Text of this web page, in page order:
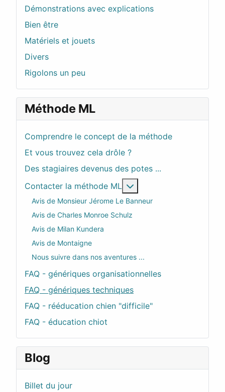
Démonstrations avec explications
Bien être
Matériels et jouets
Divers
Rigolons un peu
Méthode ML
Comprendre le concept de la méthode
Et vous trouvez cela drôle ?
Des stagiaires devenus des potes ...
Contacter la méthode ML
Avis de Monsieur Jérome Le Banneur
Avis de Charles Monroe Schulz
Avis de Milan Kundera
Avis de Montaigne
Nous suivre dans nos aventures ...
FAQ - génériques organisationnelles
FAQ - génériques techniques
FAQ - rééducation chien "difficile"
FAQ - éducation chiot
Blog
Billet du jour